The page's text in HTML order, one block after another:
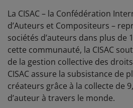
La CISAC – la Confédération
d’Auteurs et Compositeurs –
sociétés d’auteurs dans plus de
cette communauté, la CISAC
de la gestion collective des
CISAC assure la subsistance de
créateurs grâce à la collecte de
d’auteur à travers le monde.